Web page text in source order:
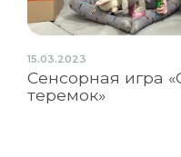
15.03.2023
Сенсорная игра
теремок»